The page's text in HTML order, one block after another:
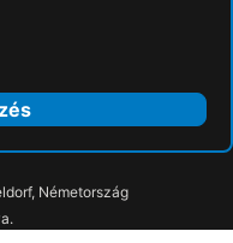
Németország